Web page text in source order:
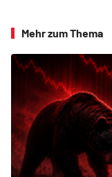
Mehr zum Thema